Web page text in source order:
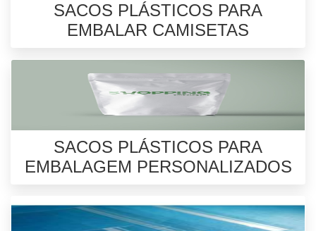
SACOS PLÁSTICOS PARA
EMBALAR CAMISETAS
SACOS PLÁSTICOS PARA
EMBALAGEM PERSONALIZADOS